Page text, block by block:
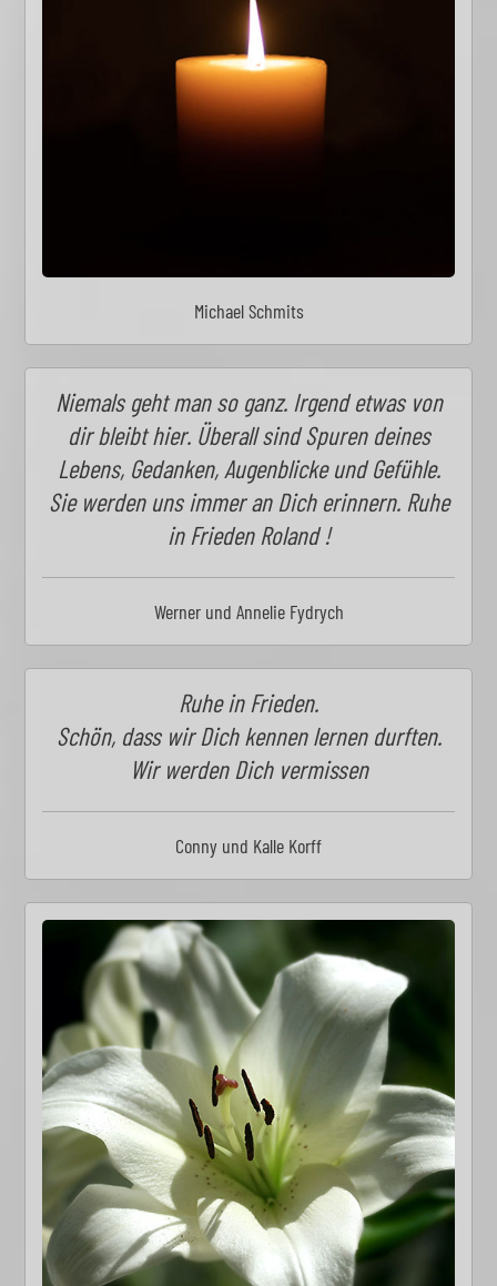
Michael Schmits
Niemals geht man so ganz. Irgend etwas von
dir bleibt hier. Überall sind Spuren deines
Lebens, Gedanken, Augenblicke und Gefühle.
Sie werden uns immer an Dich erinnern. Ruhe
in Frieden Roland !
Werner und Annelie Fydrych
Ruhe in Frieden.
Schön, dass wir Dich kennen lernen durften.
Wir werden Dich vermissen
Conny und Kalle Korff